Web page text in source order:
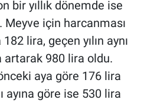
bir yıllık dönemde ise
Meyve için harcanması
lira, geçen yılın aynı
artarak 980 lira oldu.
aya göre 176 lira
ayına göre ise 530 lira